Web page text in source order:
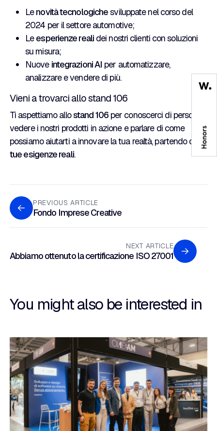
Lenovità tecnologichesviluppate nel corso del
2024 per il settore automotive;
Leesperienze realidei nostri clienti con soluzioni
su misura;
Nuove integrazioni AI per automatizzare,
analizzare e vendere di più.
Vieni a trovarci allo stand 106
Ti aspettiamo allostand 106per conoscerci di persona,
vedere i nostri prodotti in azione e parlare di come
possiamo aiutarti a innovare la tua realtà, partendo dalle
tue esigenze reali.
PREVIOUS ARTICLE
Fondo Imprese Creative
NEXT ARTICLE
Abbiamo ottenuto la certificazione ISO 27001
You might also be interested in